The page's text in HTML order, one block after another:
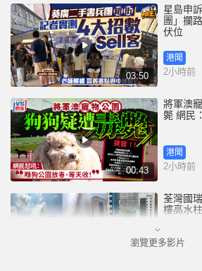
03:50
星島申
團」攔
伏位
港聞
2小時前
00:43
將軍澳
斃 網
港聞
2小時前
荃灣國
樓高水
港聞
瀏覽更多影片